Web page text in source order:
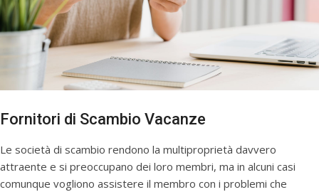
Fornitori di Scambio Vacanze
Le società di scambio rendono la multiproprietà davvero
attraente e si preoccupano dei loro membri, ma in alcuni casi
comunque vogliono assistere il membro con i problemi che